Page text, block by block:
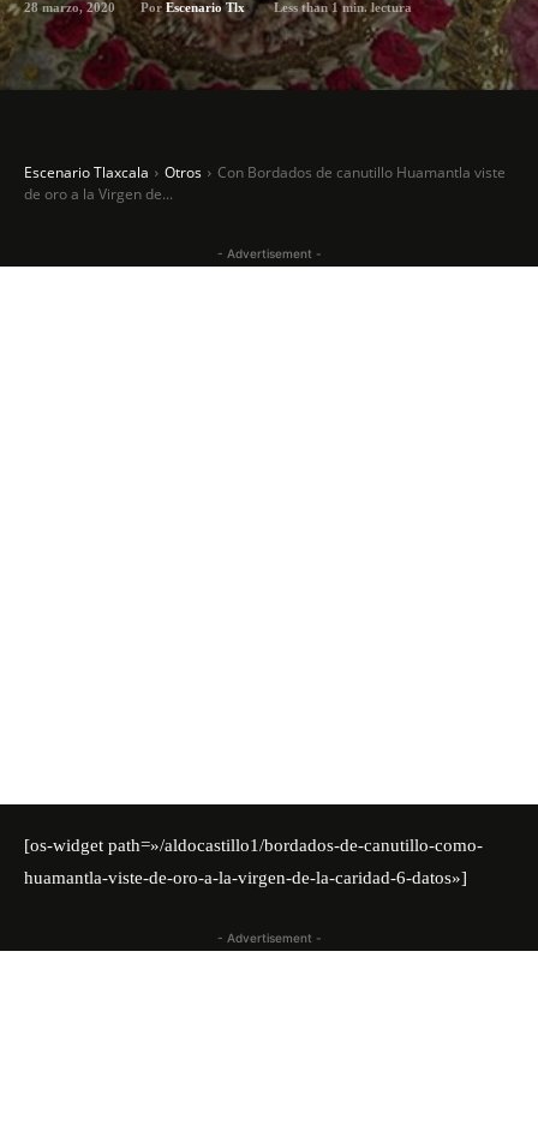
28 marzo, 2020 Por Escenario Tlx Less than 1min. lectura
Escenario Tlaxcala Otros
Con Bordados de canutillo Huamantla viste
de oro a la Virgen de...
- Advertisement -
[os-widget path=»/aldocastillo1/bordados-de-canutillo-como-
huamantla-viste-de-oro-a-la-virgen-de-la-caridad-6-datos»]
- Advertisement -